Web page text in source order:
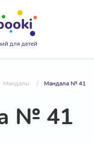
для детей
Мандалы / Мандала № 41
№ 41